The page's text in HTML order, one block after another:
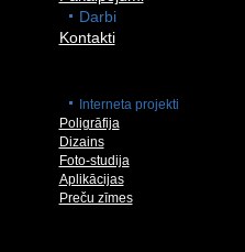
Darbi
Kontakti
Interneta projekti
Poligrāfija
Dizains
Foto-studija
Aplikācijas
Preču zīmes